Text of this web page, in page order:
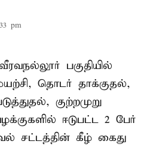
pm
பகுதியில்
தொடர் தாக்குதல்,
குற்றமுறு
ஈடுபட்ட 2 பேர்
சட்டத்தின் கீழ் கைது